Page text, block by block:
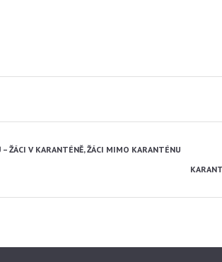
– ŽÁCI V KARANTÉNĚ, ŽÁCI MIMO KARANTÉNU